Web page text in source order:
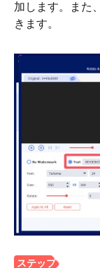
加します。また
きます。